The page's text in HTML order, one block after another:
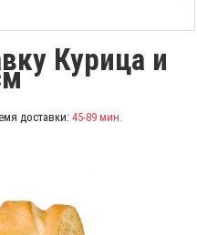
Курица и
доставки: 45-89 мин.